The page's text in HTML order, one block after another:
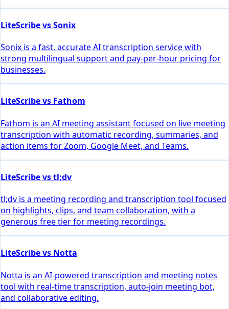
LiteScribe vs Sonix
Sonix is a fast, accurate AI transcription service with
strong multilingual support and pay-per-hour pricing for
businesses.
LiteScribe vs Fathom
Fathom is an AI meeting assistant focused on live meeting
transcription with automatic recording, summaries, and
action items for Zoom, Google Meet, and Teams.
LiteScribe vs tl;dv
tl;dv is a meeting recording and transcription tool focused
on highlights, clips, and team collaboration, with a
generous free tier for meeting recordings.
LiteScribe vs Notta
Notta is an AI-powered transcription and meeting notes
tool with real-time transcription, auto-join meeting bot,
and collaborative editing.